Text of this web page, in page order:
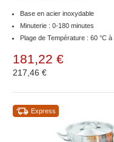
Base en acier inoxydable
Minuterie : 0-180 minutes
Plage de Température : 60 °C à
181,22 €
217,46 €
Express